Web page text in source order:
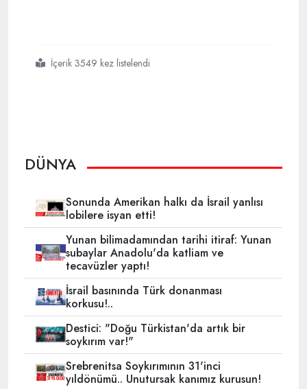
#suriye
#halep
#hastaneye saldırı
İçerik 3549 kez listelendi
DÜNYA
Sonunda Amerikan halkı da İsrail yanlısı
lobilere isyan etti!
Yunan bilimadamından tarihi itiraf: Yunan
subaylar Anadolu'da katliam ve
tecavüzler yaptı!
İsrail basınında Türk donanması
korkusu!..
Destici: "Doğu Türkistan'da artık bir
soykırım var!"
Srebrenitsa Soykırımının 31'inci
yıldönümü.. Unutursak kanımız kurusun!